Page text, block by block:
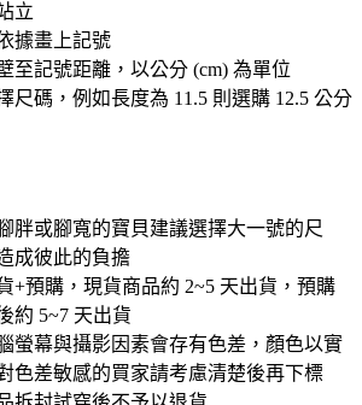
立
據畫上記號
至記號距離，以公分 (cm) 為單位
尺碼，例如長度為 11.5 則選購 12.5 公分
胖或腳寬的寶貝建議選擇大一號的尺
成彼此的負擔
+預購，現貨商品約 2~5 天出貨，預購
約 5~7 天出貨
螢幕與攝影因素會存有色差，顏色以實
色差敏感的買家請考慮清楚後再下標